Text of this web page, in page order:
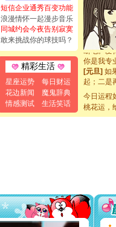
短信企业通秀百变功能
浪漫情怀一起漫步音乐
同城约会今夜告别寂寞
敢来挑战你的球技吗？
精彩生活
星座运势
每日财运
花边新闻
魔鬼辞典
情感测试
生活笑话
都要快乐
[圣诞节]
如意,快
[元旦]看
断电。爱
你是我专
[元旦]如
起；二是
离。水晶
[元旦]当
泣，这痛
卖了。水
你太多，
要平安
[圣诞节]
今日运程
桃花运，